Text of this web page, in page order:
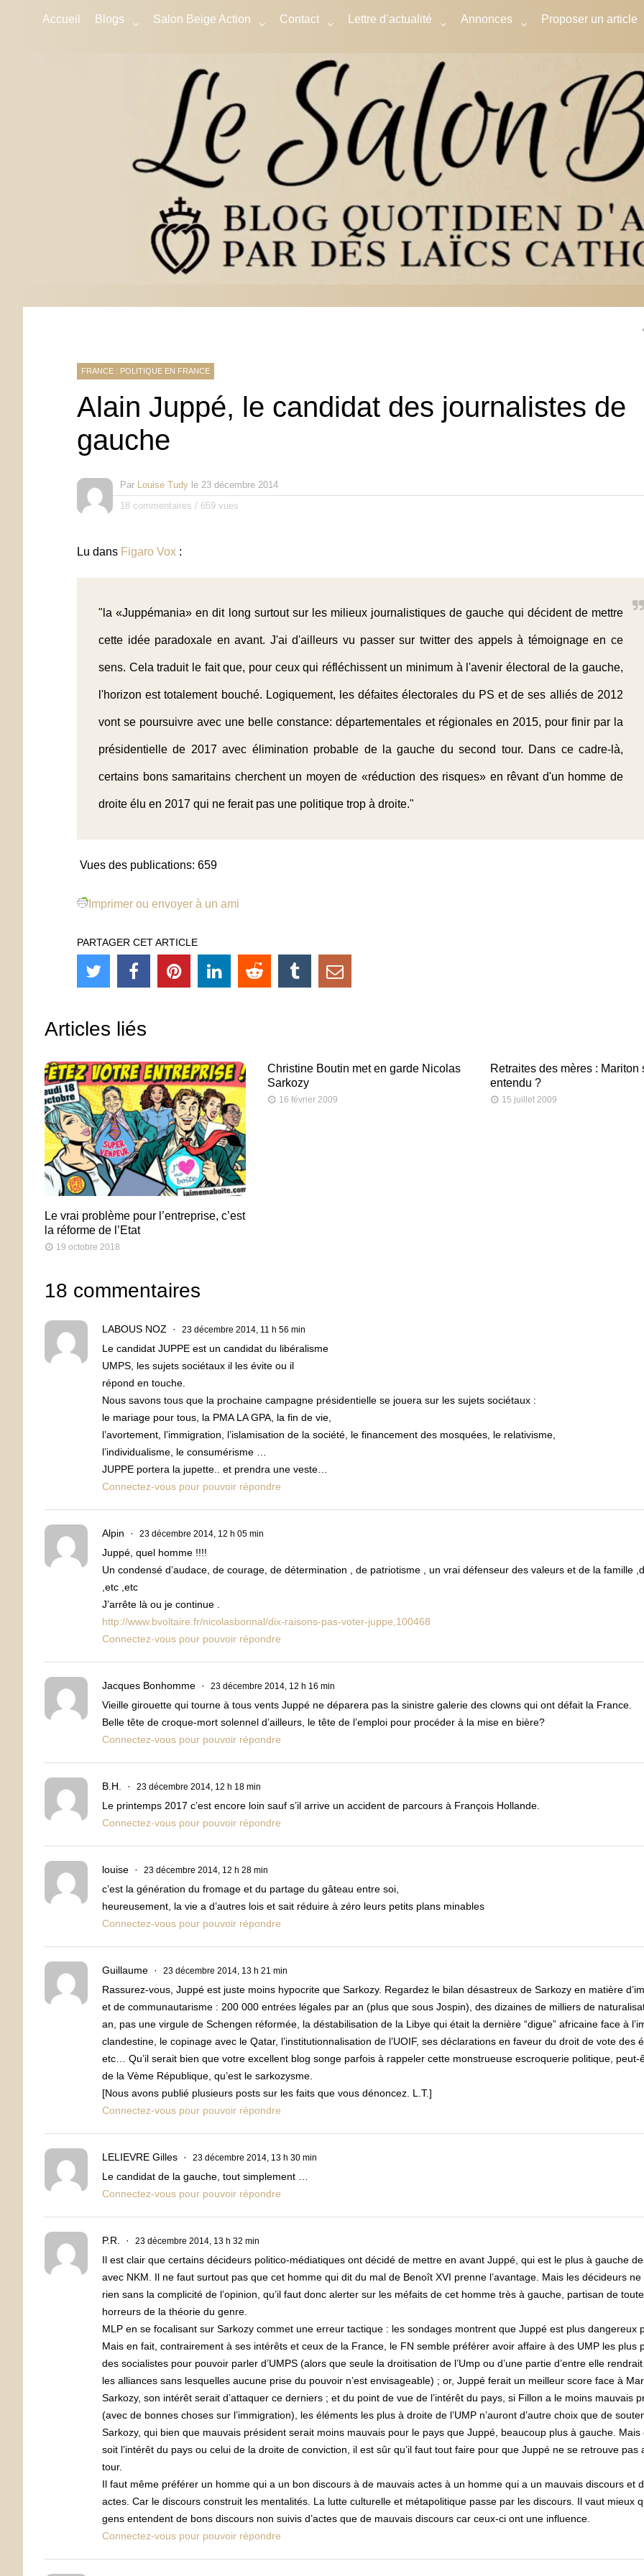
Accueil Blogs Salon Beige Action Contact Lettre d’actualité Annonces Proposer un article
FRANCE : POLITIQUE EN FRANCE
Alain Juppé, le candidat des journalistes de
gauche
Par Louise Tudy le 23 décembre 2014
18 commentaires / 659 vues
Lu dans Figaro Vox :
"la «Juppémania» en dit long surtout sur les milieux journalistiques de gauche qui décident de mettre
cette idée paradoxale en avant. J'ai d'ailleurs vu passer sur twitter des appels à témoignage en ce
sens. Cela traduit le fait que, pour ceux qui réfléchissent un minimum à l'avenir électoral de la gauche,
l'horizon est totalement bouché. Logiquement, les défaites électorales du PS et de ses alliés de 2012
vont se poursuivre avec une belle constance: départementales et régionales en 2015, pour finir par la
présidentielle de 2017 avec élimination probable de la gauche du second tour. Dans ce cadre-là,
certains bons samaritains cherchent un moyen de «réduction des risques» en rêvant d'un homme de
droite élu en 2017 qui ne ferait pas une politique trop à droite."
Vues des publications: 659
Imprimer ou envoyer à un ami
PARTAGER CET ARTICLE
Articles liés
Le vrai problème pour l’entreprise, c’est
la réforme de l’Etat
19 octobre 2018
Christine Boutin met en garde Nicolas
Sarkozy
16 février 2009
Retraites des mères : Mariton
entendu ?
15 juillet 2009
18 commentaires
LABOUS NOZ 23 décembre 2014, 11 h 56 min
Le candidat JUPPE est un candidat du libéralisme
UMPS, les sujets sociétaux il les évite ou il
répond en touche.
Nous savons tous que la prochaine campagne présidentielle se jouera sur les sujets sociétaux :
le mariage pour tous, la PMA LA GPA, la fin de vie,
l’avortement, l’immigration, l’islamisation de la société, le financement des mosquées, le relativisme,
l’individualisme, le consumérisme …
JUPPE portera la jupette.. et prendra une veste…
Connectez-vous pour pouvoir répondre
Alpin 23 décembre 2014, 12 h 05 min
Juppé, quel homme !!!!
Un condensé d’audace, de courage, de détermination , de patriotisme , un vrai défenseur des valeurs et de la famille
,etc ,etc
J’arrête là ou je continue .
http://www.bvoltaire.fr/nicolasbonnal/dix-raisons-pas-voter-juppe,100468
Connectez-vous pour pouvoir répondre
Jacques Bonhomme 23 décembre 2014, 12 h 16 min
Vieille girouette qui tourne à tous vents Juppé ne déparera pas la sinistre galerie des clowns qui ont défait la France.
Belle tête de croque-mort solennel d’ailleurs, le tête de l’emploi pour procéder à la mise en bière?
Connectez-vous pour pouvoir répondre
B.H. 23 décembre 2014, 12 h 18 min
Le printemps 2017 c’est encore loin sauf s’il arrive un accident de parcours à François Hollande.
Connectez-vous pour pouvoir répondre
louise 23 décembre 2014, 12 h 28 min
c’est la génération du fromage et du partage du gâteau entre soi,
heureusement, la vie a d’autres lois et sait réduire à zéro leurs petits plans minables
Connectez-vous pour pouvoir répondre
Guillaume 23 décembre 2014, 13 h 21 min
Rassurez-vous, Juppé est juste moins hypocrite que Sarkozy. Regardez le bilan désastreux de Sarkozy en matière
et de communautarisme : 200 000 entrées légales par an (plus que sous Jospin), des dizaines de milliers de
an, pas une virgule de Schengen réformée, la déstabilisation de la Libye qui était la dernière “digue” africaine face à
clandestine, le copinage avec le Qatar, l’institutionnalisation de l’UOIF, ses déclarations en faveur du droit de vote des
etc… Qu’il serait bien que votre excellent blog songe parfois à rappeler cette monstrueuse escroquerie politique, peut-
de la Vème République, qu’est le sarkozysme.
[Nous avons publié plusieurs posts sur les faits que vous dénoncez. L.T.]
Connectez-vous pour pouvoir répondre
LELIEVRE Gilles 23 décembre 2014, 13 h 30 min
Le candidat de la gauche, tout simplement …
Connectez-vous pour pouvoir répondre
P.R. 23 décembre 2014, 13 h 32 min
Il est clair que certains décideurs politico-médiatiques ont décidé de mettre en avant Juppé, qui est le plus à gauche
avec NKM. Il ne faut surtout pas que cet homme qui dit du mal de Benoît XVI prenne l’avantage. Mais les décideurs
rien sans la complicité de l’opinion, qu’il faut donc alerter sur les méfaits de cet homme très à gauche, partisan de
horreurs de la théorie du genre.
MLP en se focalisant sur Sarkozy commet une erreur tactique : les sondages montrent que Juppé est plus dangereux
Mais en fait, contrairement à ses intérêts et ceux de la France, le FN semble préférer avoir affaire à des UMP les plus
des socialistes pour pouvoir parler d’UMPS (alors que seule la droitisation de l’Ump ou d’une partie d’entre elle
les alliances sans lesquelles aucune prise du pouvoir n’est envisageable) ; or, Juppé ferait un meilleur score face à
Sarkozy, son intérêt serait d’attaquer ce derniers ; et du point de vue de l’intérêt du pays, si Fillon a le moins mauvais
(avec de bonnes choses sur l’immigration), les éléments les plus à droite de l’UMP n’auront d’autre choix que de
Sarkozy, qui bien que mauvais président serait moins mauvais pour le pays que Juppé, beaucoup plus à gauche. Mais
soit l’intérêt du pays ou celui de la droite de conviction, il est sûr qu’il faut tout faire pour que Juppé ne se retrouve pas
tour.
Il faut même préférer un homme qui a un bon discours à de mauvais actes à un homme qui a un mauvais discours et
actes. Car le discours construit les mentalités. La lutte culturelle et métapolitique passe par les discours. Il vaut mieux
gens entendent de bons discours non suivis d’actes que de mauvais discours car ceux-ci ont une influence.
Connectez-vous pour pouvoir répondre